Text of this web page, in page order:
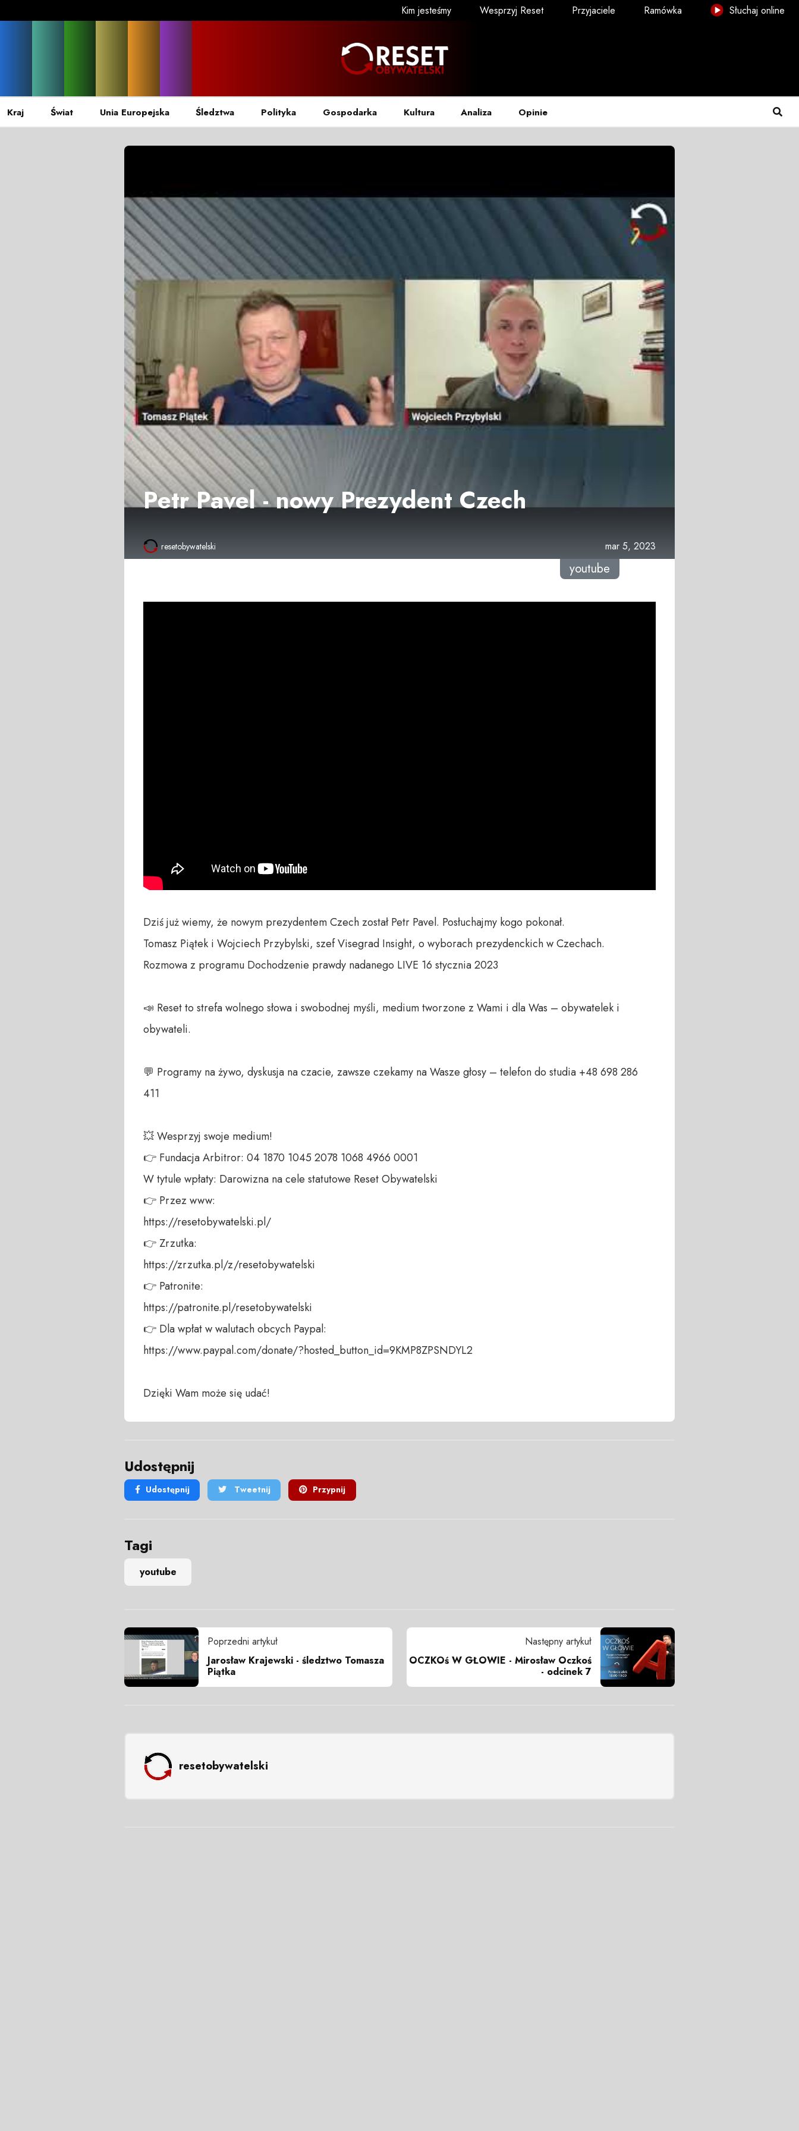
Kim jesteśmy Wesprzyj Reset Przyjaciele Ramówka Słuchaj online
Kraj Świat Unia Europejska Śledztwa Polityka Gospodarka Kultura Analiza Opinie
Petr Pavel - nowy Prezydent Czech
resetobywatelski mar 5, 2023
youtube
Dziś już wiemy, że nowym prezydentem Czech został Petr Pavel. Posłuchajmy kogo pokonał.
Tomasz Piątek i Wojciech Przybylski, szef Visegrad Insight, o wyborach prezydenckich w Czechach.
Rozmowa z programu Dochodzenie prawdy nadanego LIVE 16 stycznia 2023
📣 Reset to strefa wolnego słowa i swobodnej myśli, medium tworzone z Wami i dla Was – obywatelek i
obywateli.
💬 Programy na żywo, dyskusja na czacie, zawsze czekamy na Wasze głosy – telefon do studia +48 698 286
411
💥 Wesprzyj swoje medium!
👉 Fundacja Arbitror: 04 1870 1045 2078 1068 4966 0001
W tytule wpłaty: Darowizna na cele statutowe Reset Obywatelski
👉 Przez www:
https://resetobywatelski.pl/
👉 Zrzutka:
https://zrzutka.pl/z/resetobywatelski
👉 Patronite:
https://patronite.pl/resetobywatelski
👉 Dla wpłat w walutach obcych Paypal:
https://www.paypal.com/donate/?hosted_button_id=9KMP8ZPSNDYL2
Dzięki Wam może się udać!
Udostępnij
Udostępnij Tweetnij Przypnij
Tagi
youtube
Poprzedni artykuł
Jarosław Krajewski - śledztwo Tomasza
Piątka
Następny artykuł
OCZKOś W GŁOWIE - Mirosław Oczkoś
- odcinek 7
resetobywatelski